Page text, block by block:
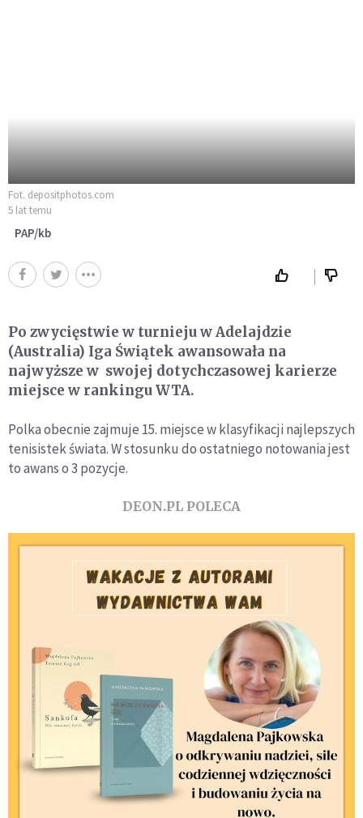
Fot. depositphotos.com
5 lat temu
PAP/kb
Po zwycięstwie w turnieju w Adelajdzie
(Australia) Iga Świątek awansowała na
najwyższe w swojej dotychczasowej karierze
miejsce w rankingu WTA.
Polka obecnie zajmuje 15. miejsce w klasyfikacji najlepszych
tenisistek świata. W stosunku do ostatniego notowania jest
to awans o 3 pozycje.
DEON.PL POLECA